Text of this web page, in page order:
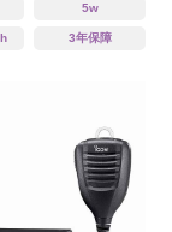
5w
3年保障